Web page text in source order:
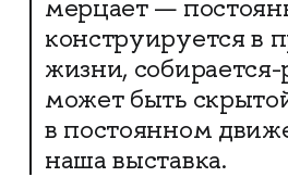
мерцает —
конструируется в
жизни, собирается-
может быть
в постоянном
наша выставка.